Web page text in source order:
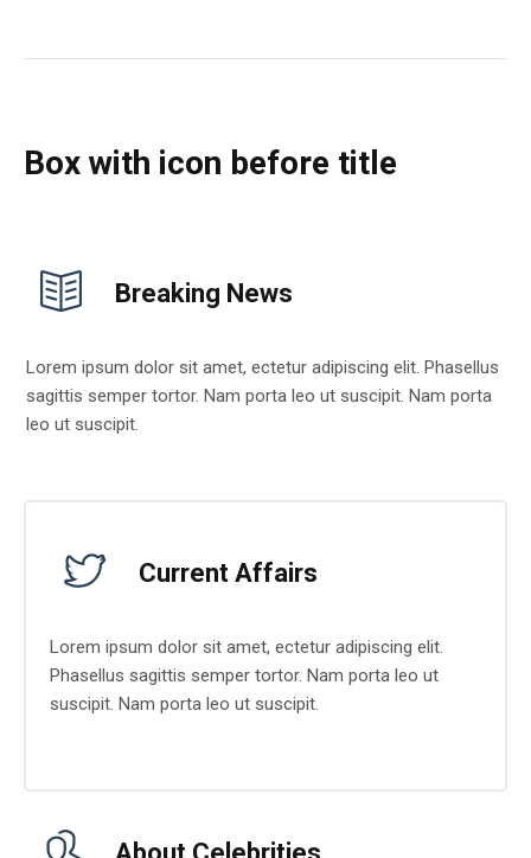
Box with icon before title
Breaking News
Lorem ipsum dolor sit amet, ectetur adipiscing elit. Phasellus
sagittis semper tortor. Nam porta leo ut suscipit. Nam porta
leo ut suscipit.
Current Affairs
Lorem ipsum dolor sit amet, ectetur adipiscing elit.
Phasellus sagittis semper tortor. Nam porta leo ut
suscipit. Nam porta leo ut suscipit.